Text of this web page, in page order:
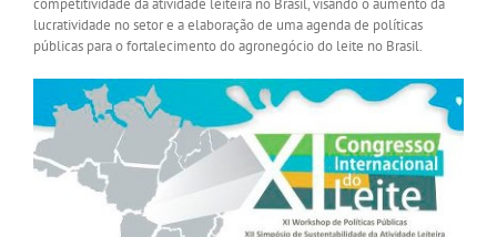
competitividade da atividade leiteira no Brasil, visando o aumento da
lucratividade no setor e a elaboração de uma agenda de políticas
públicas para o fortalecimento do agronegócio do leite no Brasil.